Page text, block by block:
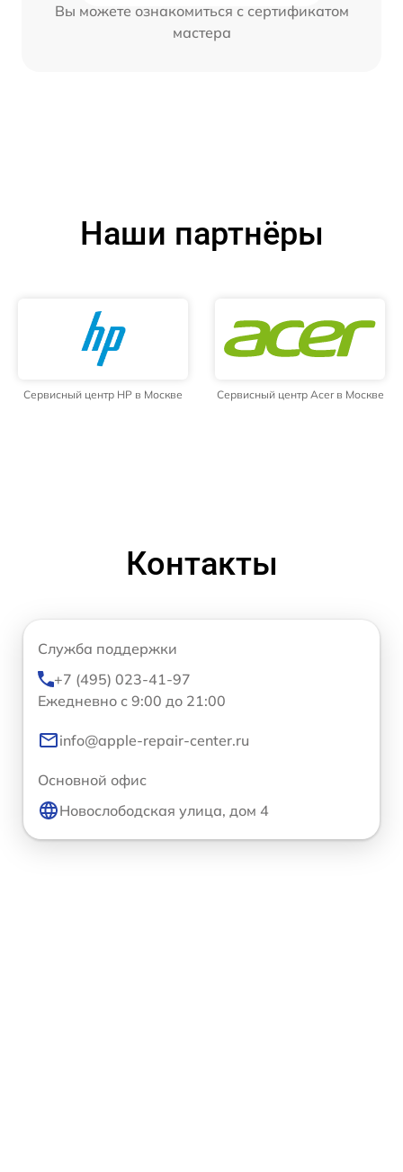
Вы можете ознакомиться с сертификатом
мастера
Наши партнёры
Сервисный центр HP в Москве Сервисный центр Acer в Москве
Контакты
Служба поддержки
+7 (495) 023-41-97
Ежедневно с 9:00 до 21:00
info@apple-repair-center.ru
Основной офис
Новослободская улица, дом 4